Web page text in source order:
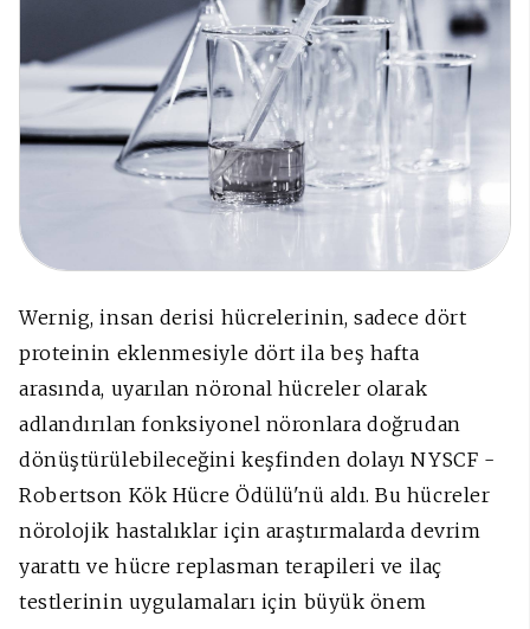
Wernig, insan derisi hücrelerinin, sadece dört
proteinin eklenmesiyle dört ila beş hafta
arasında, uyarılan nöronal hücreler olarak
adlandırılan fonksiyonel nöronlara doğrudan
dönüştürülebileceğini keşfinden dolayı NYSCF -
Robertson Kök Hücre Ödülü'nü aldı. Bu hücreler
nörolojik hastalıklar için araştırmalarda devrim
yarattı ve hücre replasman terapileri ve ilaç
testlerinin uygulamaları için büyük önem